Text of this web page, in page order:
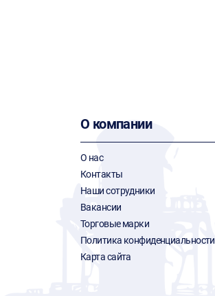
О компании
О нас
Контакты
Наши сотрудники
Вакансии
Торговые марки
Политика конфиденциальности
Карта сайта